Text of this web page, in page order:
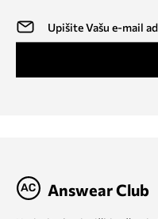
Answear Club